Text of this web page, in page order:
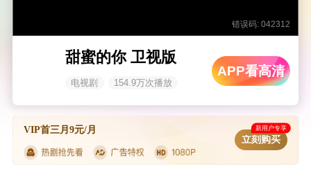
错误码: 042312
甜蜜的你 卫视版
电视剧 154.9万次播放
APP看高清
VIP首三月9元/月 新用户专享
立刻购买